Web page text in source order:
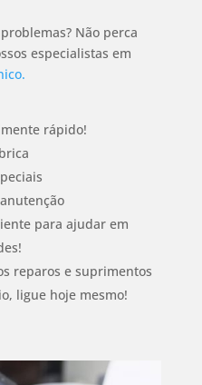
Não perca
especialistas em
rápido!
para ajudar em
reparos e suprimentos
ligue hoje mesmo!